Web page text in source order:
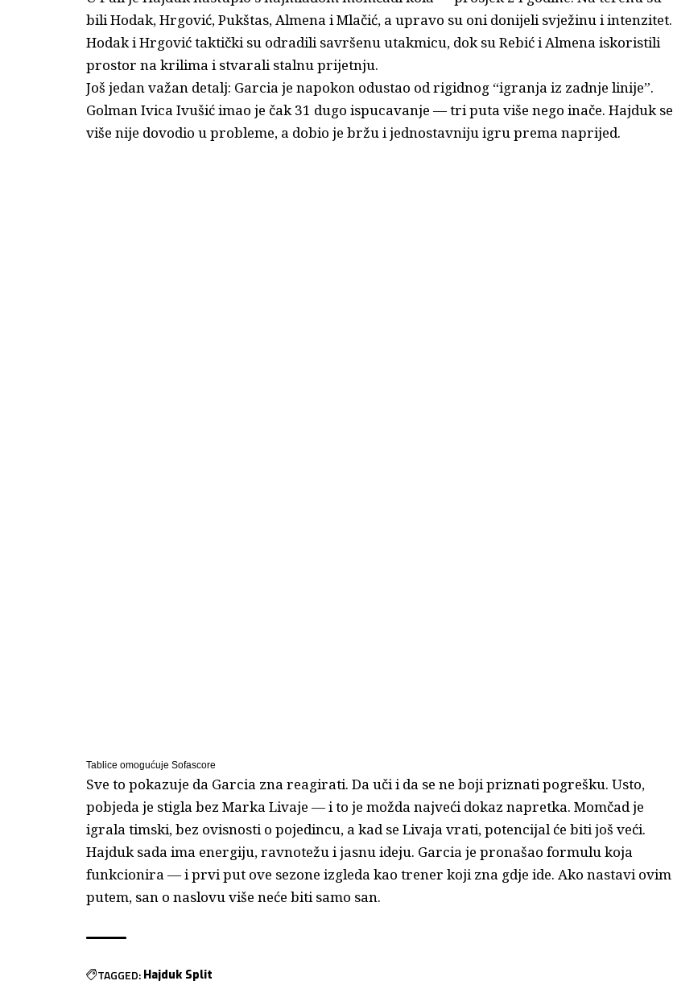
bili Hodak, Hrgović, Pukštas, Almena i Mlačić, a upravo su oni donijeli svježinu i intenzitet.
Hodak i Hrgović taktički su odradili savršenu utakmicu, dok su Rebić i Almena iskoristili
prostor na krilima i stvarali stalnu prijetnju.
Još jedan važan detalj: Garcia je napokon odustao od rigidnog “igranja iz zadnje linije”.
Golman Ivica Ivušić imao je čak 31 dugo ispucavanje — tri puta više nego inače. Hajduk se
više nije dovodio u probleme, a dobio je bržu i jednostavniju igru prema naprijed.
Tablice omogućuje Sofascore
Sve to pokazuje da Garcia zna reagirati. Da uči i da se ne boji priznati pogrešku. Usto,
pobjeda je stigla bez Marka Livaje — i to je možda najveći dokaz napretka. Momčad je
igrala timski, bez ovisnosti o pojedincu, a kad se Livaja vrati, potencijal će biti još veći.
Hajduk sada ima energiju, ravnotežu i jasnu ideju. Garcia je pronašao formulu koja
funkcionira — i prvi put ove sezone izgleda kao trener koji zna gdje ide. Ako nastavi ovim
putem, san o naslovu više neće biti samo san.
TAGGED: Hajduk Split